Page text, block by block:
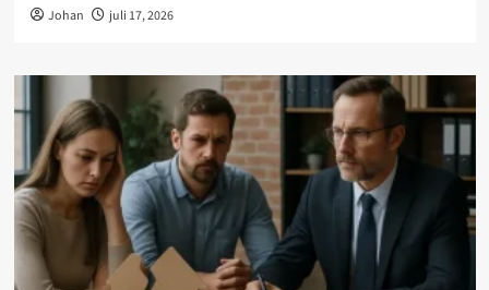
Johan juli 17, 2026